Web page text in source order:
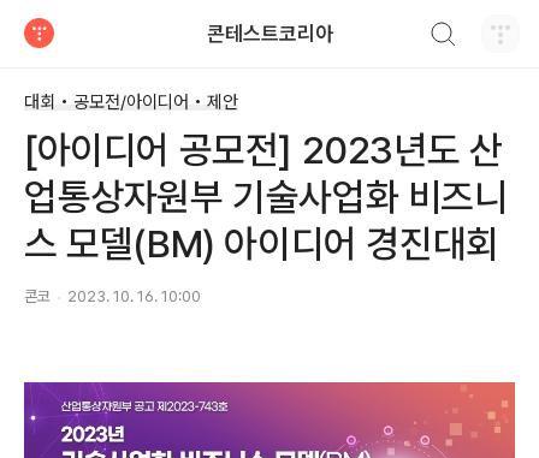
콘테스트코리아
대회 • 공모전/아이디어 • 제안
[아이디어 공모전] 2023년도 산
업통상자원부 기술사업화 비즈니
스 모델(BM) 아이디어 경진대회
콘코 2023. 10. 16. 10:00